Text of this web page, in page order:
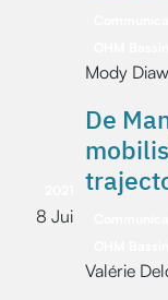
Mody Diaw
8 Jui
De
Valérie